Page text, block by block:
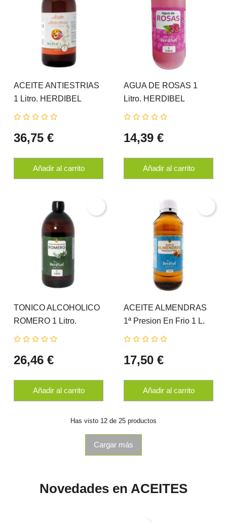
ACEITE ANTIESTRIAS
1 Litro. HERDIBEL
36,75 €
Añadir al carrito
AGUA DE ROSAS 1
Litro. HERDIBEL
14,39 €
Añadir al carrito
TONICO ALCOHOLICO
ROMERO 1 Litro.
HERDIBEL
26,46 €
Añadir al carrito
ACEITE ALMENDRAS
1ª Presion En Frio 1 L.
HERDIBEL
17,50 €
Añadir al carrito
Has visto 12 de 25 productos
Cargar más
Novedades en ACEITES